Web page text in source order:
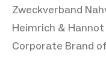
Zweckverband
Heimrich & Hannot
Corporate Brand